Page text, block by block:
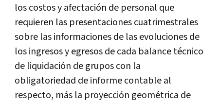
los costos y afectación de personal que
requieren las presentaciones cuatrimestrales
sobre las informaciones de las evoluciones de
los ingresos y egresos de cada balance técnico
de liquidación de grupos con la
obligatoriedad de informe contable al
respecto, más la proyección geométrica de